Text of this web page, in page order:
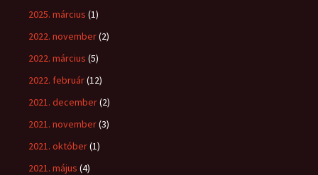
2025. március (1)
2022. november(2)
2022. március (5)
2022. február(12)
2021. december(2)
2021. november(3)
2021. október(1)
2021. május (4)